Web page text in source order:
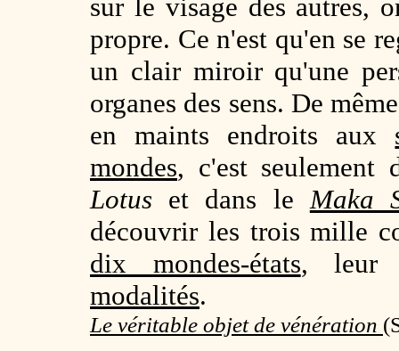
sur le visage des autres,
propre. Ce n'est qu'en se
un clair miroir qu'une
organes des sens. De
en maints endroits aux
mondes, c'est
Lotus et dans leMaka
découvrir les trois mille
dix mondes-états,
modalités.
Le véritable objet de vénération (